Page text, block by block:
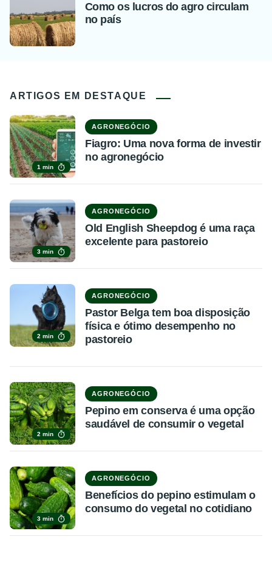
Como os lucros do agro circulam
no país
ARTIGOS EM DESTAQUE
1 min
AGRONEGÓCIO
Fiagro: Uma nova forma de investir
no agronegócio
3 min
AGRONEGÓCIO
Old English Sheepdog é uma raça
excelente para pastoreio
2 min
AGRONEGÓCIO
Pastor Belga tem boa disposição
física e ótimo desempenho no
pastoreio
2 min
AGRONEGÓCIO
Pepino em conserva é uma opção
saudável de consumir o vegetal
3 min
AGRONEGÓCIO
Benefícios do pepino estimulam o
consumo do vegetal no cotidiano